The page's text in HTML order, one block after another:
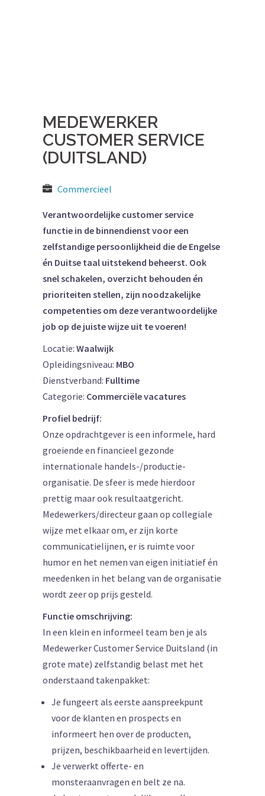
MEDEWERKER
CUSTOMER SERVICE
(DUITSLAND)
Commercieel
Verantwoordelijke customer service
functie in de binnendienst voor een
zelfstandige persoonlijkheid die de Engelse
én Duitse taal uitstekend beheerst. Ook
snel schakelen, overzicht behouden én
prioriteiten stellen, zijn noodzakelijke
competenties om deze verantwoordelijke
job op de juiste wijze uit te voeren!
Locatie: Waalwijk
Opleidingsniveau: MBO
Dienstverband: Fulltime
Categorie: Commerciële vacatures
Profiel bedrijf:
Onze opdrachtgever is een informele, hard
groeiende en financieel gezonde
internationale handels-/productie-
organisatie. De sfeer is mede hierdoor
prettig maar ook resultaatgericht.
Medewerkers/directeur gaan op collegiale
wijze met elkaar om, er zijn korte
communicatielijnen, er is ruimte voor
humor en het nemen van eigen initiatief én
meedenken in het belang van de organisatie
wordt zeer op prijs gesteld.
Functie omschrijving:
In een klein en informeel team ben je als
Medewerker Customer Service Duitsland (in
grote mate) zelfstandig belast met het
onderstaand takenpakket:
Je fungeert als eerste aanspreekpunt
voor de klanten en prospects en
informeert hen over de producten,
prijzen, beschikbaarheid en levertijden.
Je verwerkt offerte- en
monsteraanvragen en belt ze na.